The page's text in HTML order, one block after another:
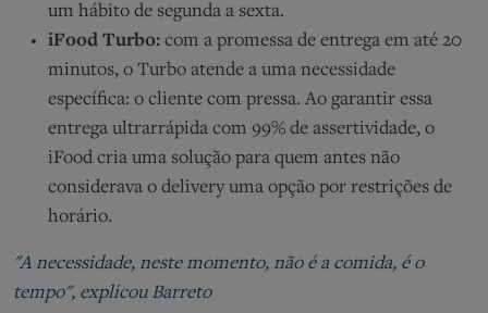
um hábito de segunda a sexta.
iFood Turbo: com a promessa de entrega em até 20
minutos, o Turbo atende a uma necessidade
específica: o cliente com pressa. Ao garantir essa
entrega ultrarrápida com 99% de assertividade, o
iFood cria uma solução para quem antes não
considerava o delivery uma opção por restrições de
horário.
"A necessidade, neste momento, não é a comida, é o
tempo", explicou Barreto